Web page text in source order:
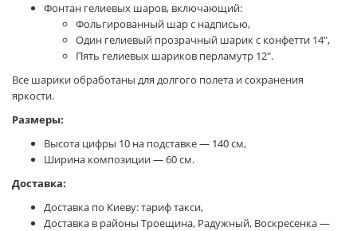
Фонтан гелиевых шаров, включающий:
Фольгированный шар с надписью,
Один гелиевый прозрачный шарик с конфетти 14",
Пять гелиевых шариков перламутр 12".
Все шарики обработаны для долгого полета и сохранения
яркости.
Размеры:
Высота цифры 10 на подставке — 140 см,
Ширина композиции — 60 см.
Доставка:
Доставка по Киеву: тариф такси,
Доставка в районы Троещина, Радужный, Воскресенка —